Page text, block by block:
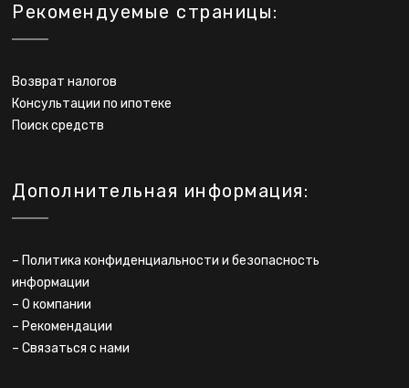
Рекомендуемые страницы:
Возврат налогов
Консультации по ипотеке
Поиск средств
Дополнительная информация:
– Политика конфиденциальности и безопасность
информации
–О компании
– Рекомендации
–Связаться с нами